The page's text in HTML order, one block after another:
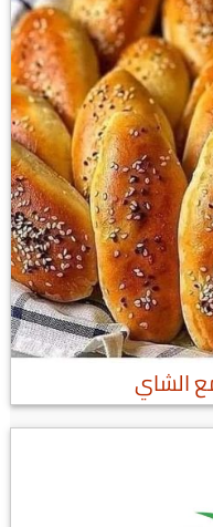
الشاي